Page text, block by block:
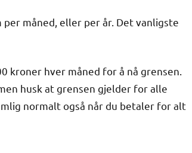
måned, eller per år. Det vanligste
kroner hver måned for å nå grensen.
husk at grensen gjelder for alle
normalt også når du betaler for alt